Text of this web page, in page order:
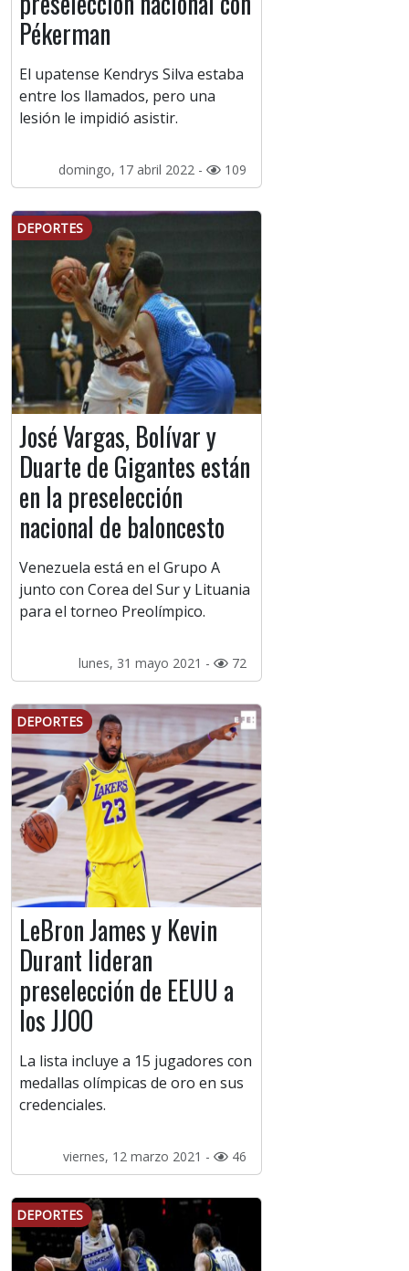
Pékerman
El upatense Kendrys Silva estaba
entre los llamados, pero una
lesión le impidió asistir.
domingo, 17 abril 2022 - 109
DEPORTES
José Vargas, Bolívar y
Duarte de Gigantes están
en la preselección
nacional de baloncesto
Venezuela está en el Grupo A
junto con Corea del Sur y Lituania
para el torneo Preolímpico.
lunes, 31 mayo 2021 - 72
DEPORTES
LeBron James y Kevin
Durant lideran
preselección de EEUU a
los JJOO
La lista incluye a 15 jugadores con
medallas olímpicas de oro en sus
credenciales.
viernes, 12 marzo 2021 - 46
DEPORTES